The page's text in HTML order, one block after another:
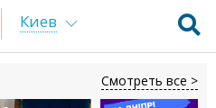
Киев
Смотреть все >